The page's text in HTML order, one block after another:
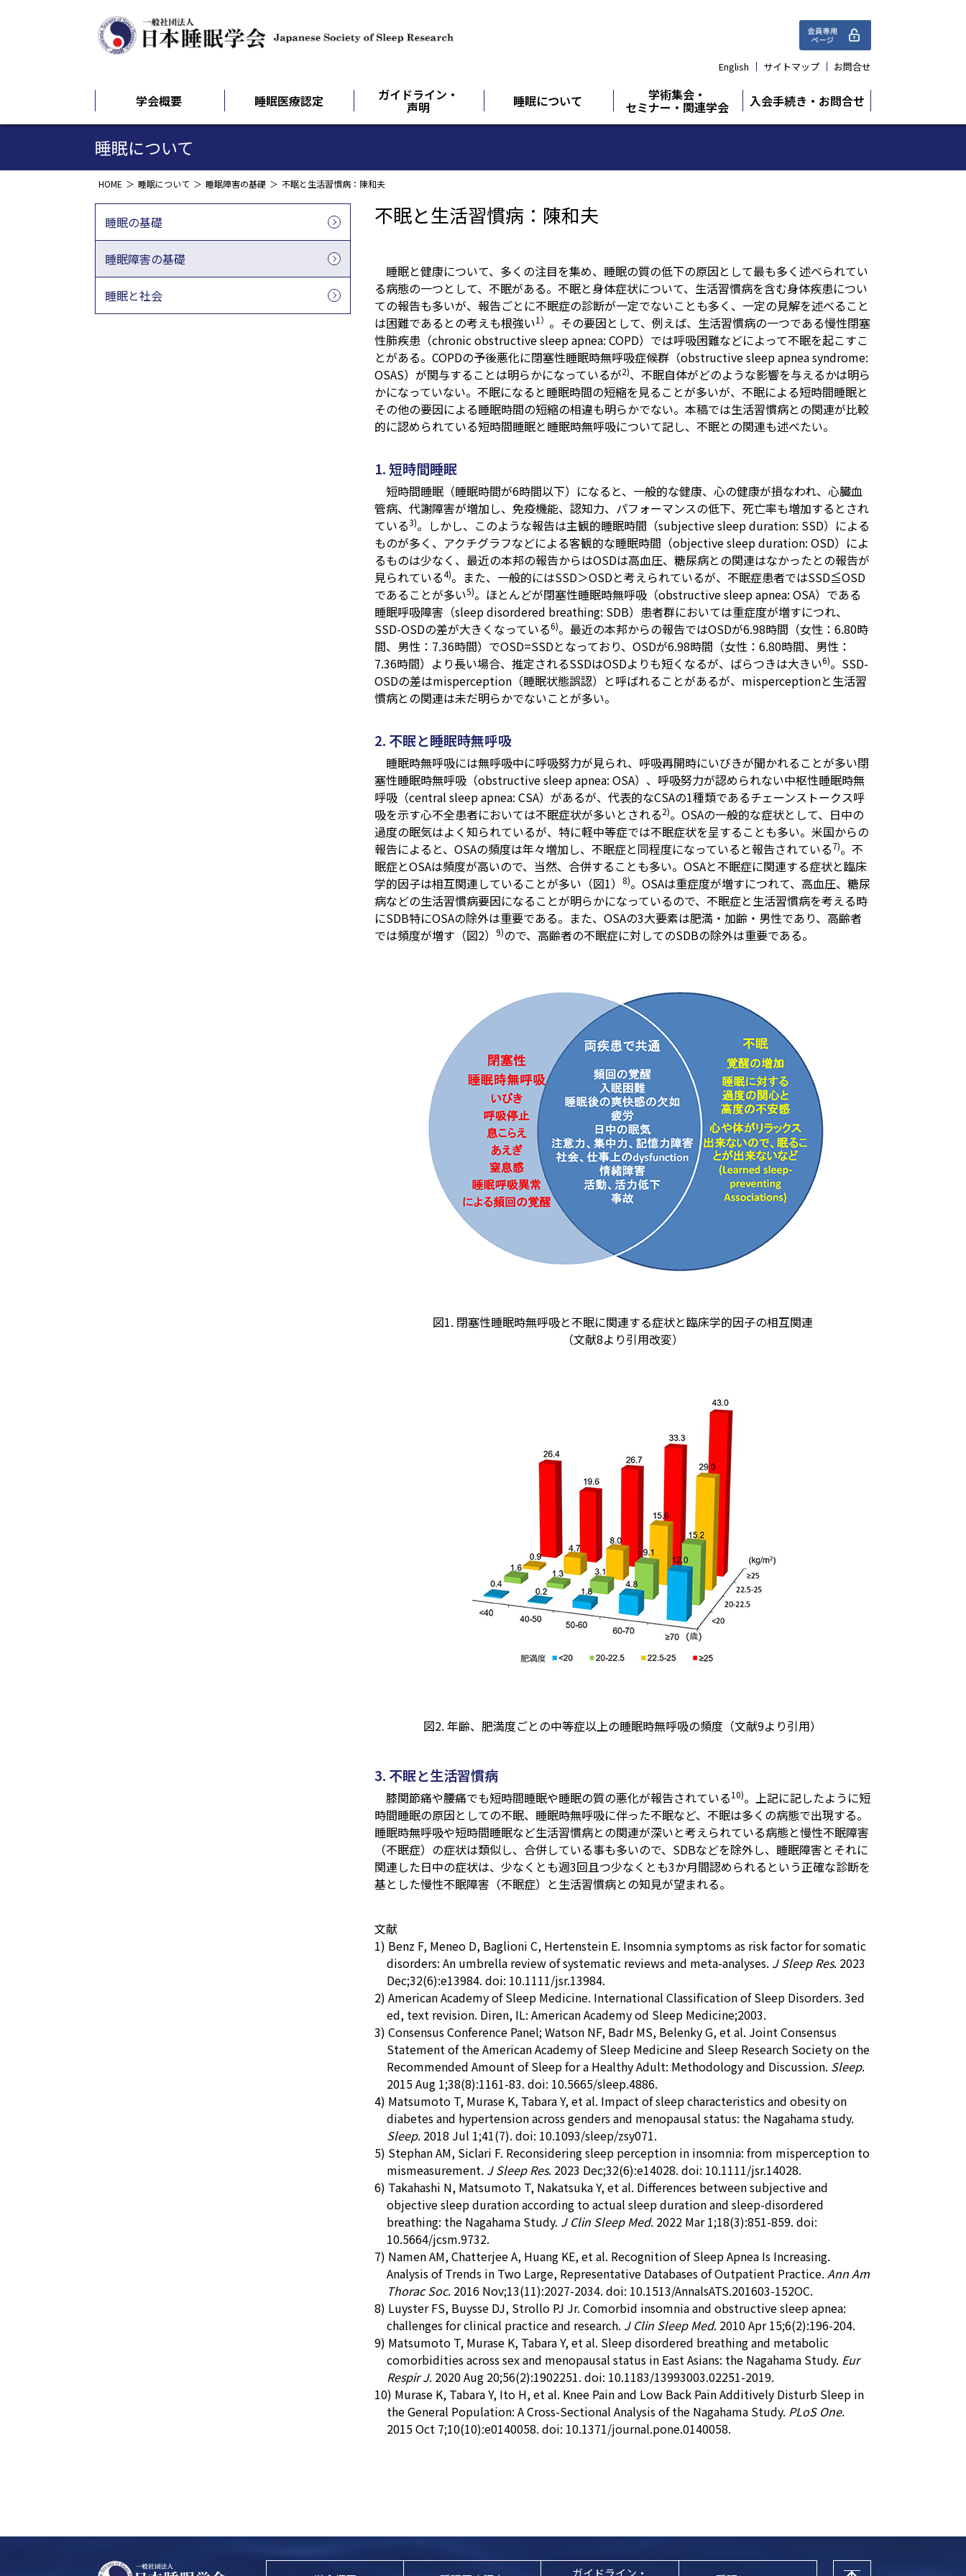
English サイトマップ お問合せ
学会概要 睡眠医療認定 ガイドライン・
声明 睡眠について 学術集会・
セミナー・関連学会 入会手続き・お問合せ
睡眠について
HOME 睡眠について 睡眠障害の基礎 不眠と生活習慣病：陳和夫
睡眠の基礎
睡眠障害の基礎
睡眠と社会
不眠と生活習慣病：陳和夫
睡眠と健康について、多くの注目を集め、睡眠の質の低下の原因として最も多く述べられてい
る病態の一つとして、不眠がある。不眠と身体症状について、生活習慣病を含む身体疾患につい
ての報告も多いが、報告ごとに不眠症の診断が一定でないことも多く、一定の見解を述べること
は困難であるとの考えも根強い1） 。その要因として、例えば、生活習慣病の一つである慢性閉塞
性肺疾患（chronic obstructive sleep apnea: COPD）では呼吸困難などによって不眠を起こすこ
とがある。COPDの予後悪化に閉塞性睡眠時無呼吸症候群（obstructive sleep apnea syndrome:
OSAS）が関与することは明らかになっているが2)、不眠自体がどのような影響を与えるかは明ら
かになっていない。不眠になると睡眠時間の短縮を見ることが多いが、不眠による短時間睡眠と
その他の要因による睡眠時間の短縮の相違も明らかでない。本稿では生活習慣病との関連が比較
的に認められている短時間睡眠と睡眠時無呼吸について記し、不眠との関連も述べたい。
1. 短時間睡眠
短時間睡眠（睡眠時間が6時間以下）になると、一般的な健康、心の健康が損なわれ、心臓血
管病、代謝障害が増加し、免疫機能、認知力、パフォーマンスの低下、死亡率も増加するとされ
ている3)。しかし、このような報告は主観的睡眠時間（subjective sleep duration: SSD）による
ものが多く、アクチグラフなどによる客観的な睡眠時間（objective sleep duration: OSD）によ
るものは少なく、最近の本邦の報告からはOSDは高血圧、糖尿病との関連はなかったとの報告が
見られている4)。また、一般的にはSSD＞OSDと考えられているが、不眠症患者ではSSD≦OSD
であることが多い5)。ほとんどが閉塞性睡眠時無呼吸（obstructive sleep apnea: OSA）である
睡眠呼吸障害（sleep disordered breathing: SDB）患者群においては重症度が増すにつれ、
SSD-OSDの差が大きくなっている6)。最近の本邦からの報告ではOSDが6.98時間（女性：6.80時
間、男性：7.36時間）でOSD=SSDとなっており、OSDが6.98時間（女性：6.80時間、男性：
7.36時間）より長い場合、推定されるSSDはOSDよりも短くなるが、ばらつきは大きい6)。SSD-
OSDの差はmisperception（睡眠状態誤認）と呼ばれることがあるが、misperceptionと生活習
慣病との関連は未だ明らかでないことが多い。
2. 不眠と睡眠時無呼吸
睡眠時無呼吸には無呼吸中に呼吸努力が見られ、呼吸再開時にいびきが聞かれることが多い閉
塞性睡眠時無呼吸（obstructive sleep apnea: OSA）、呼吸努力が認められない中枢性睡眠時無
呼吸（central sleep apnea: CSA）があるが、代表的なCSAの1種類であるチェーンストークス呼
吸を示す心不全患者においては不眠症状が多いとされる2)。OSAの一般的な症状として、日中の
過度の眠気はよく知られているが、特に軽中等症では不眠症状を呈することも多い。米国からの
報告によると、OSAの頻度は年々増加し、不眠症と同程度になっていると報告されている7)。不
眠症とOSAは頻度が高いので、当然、合併することも多い。OSAと不眠症に関連する症状と臨床
学的因子は相互関連していることが多い（図1）
8)。OSAは重症度が増すにつれて、高血圧、糖尿
病などの生活習慣病要因になることが明らかになっているので、不眠症と生活習慣病を考える時
にSDB特にOSAの除外は重要である。また、OSAの3大要素は肥満・加齢・男性であり、高齢者
では頻度が増す（図2）
9)ので、高齢者の不眠症に対してのSDBの除外は重要である。
図1. 閉塞性睡眠時無呼吸と不眠に関連する症状と臨床学的因子の相互関連
（文献8より引用改変）
図2. 年齢、肥満度ごとの中等症以上の睡眠時無呼吸の頻度（文献9より引用）
3. 不眠と生活習慣病
膝関節痛や腰痛でも短時間睡眠や睡眠の質の悪化が報告されている10)。上記に記したように短
時間睡眠の原因としての不眠、睡眠時無呼吸に伴った不眠など、不眠は多くの病態で出現する。
睡眠時無呼吸や短時間睡眠など生活習慣病との関連が深いと考えられている病態と慢性不眠障害
（不眠症）の症状は類似し、合併している事も多いので、SDBなどを除外し、睡眠障害とそれに
関連した日中の症状は、少なくとも週3回且つ少なくとも3か月間認められるという正確な診断を
基とした慢性不眠障害（不眠症）と生活習慣病との知見が望まれる。
文献
1) Benz F, Meneo D, Baglioni C, Hertenstein E. Insomnia symptoms as risk factor for somatic
disorders: An umbrella review of systematic reviews and meta-analyses. J Sleep Res. 2023
Dec;32(6):e13984. doi: 10.1111/jsr.13984.
2) American Academy of Sleep Medicine. International Classification of Sleep Disorders. 3ed
ed, text revision. Diren, IL: American Academy od Sleep Medicine;2003.
3) Consensus Conference Panel; Watson NF, Badr MS, Belenky G, et al. Joint Consensus
Statement of the American Academy of Sleep Medicine and Sleep Research Society on the
Recommended Amount of Sleep for a Healthy Adult: Methodology and Discussion. Sleep.
2015 Aug 1;38(8):1161-83. doi: 10.5665/sleep.4886.
4) Matsumoto T, Murase K, Tabara Y, et al. Impact of sleep characteristics and obesity on
diabetes and hypertension across genders and menopausal status: the Nagahama study.
Sleep. 2018 Jul 1;41(7). doi: 10.1093/sleep/zsy071.
5) Stephan AM, Siclari F. Reconsidering sleep perception in insomnia: from misperception to
mismeasurement. J Sleep Res. 2023 Dec;32(6):e14028. doi: 10.1111/jsr.14028.
6) Takahashi N, Matsumoto T, Nakatsuka Y, et al. Differences between subjective and
objective sleep duration according to actual sleep duration and sleep-disordered
breathing: the Nagahama Study. J Clin Sleep Med. 2022 Mar 1;18(3):851-859. doi:
10.5664/jcsm.9732.
7) Namen AM, Chatterjee A, Huang KE, et al. Recognition of Sleep Apnea Is Increasing.
Analysis of Trends in Two Large, Representative Databases of Outpatient Practice.Ann Am
Thorac Soc. 2016 Nov;13(11):2027-2034. doi: 10.1513/AnnalsATS.201603-152OC.
8) Luyster FS, Buysse DJ, Strollo PJ Jr. Comorbid insomnia and obstructive sleep apnea:
challenges for clinical practice and research. J Clin Sleep Med. 2010 Apr 15;6(2):196-204.
9) Matsumoto T, Murase K, Tabara Y, et al. Sleep disordered breathing and metabolic
comorbidities across sex and menopausal status in East Asians: the Nagahama Study. Eur
Respir J. 2020 Aug 20;56(2):1902251. doi: 10.1183/13993003.02251-2019.
10) Murase K, Tabara Y, Ito H, et al. Knee Pain and Low Back Pain Additively Disturb Sleep in
the General Population: A Cross-Sectional Analysis of the Nagahama Study. PLoS One.
2015 Oct 7;10(10):e0140058. doi: 10.1371/journal.pone.0140058.